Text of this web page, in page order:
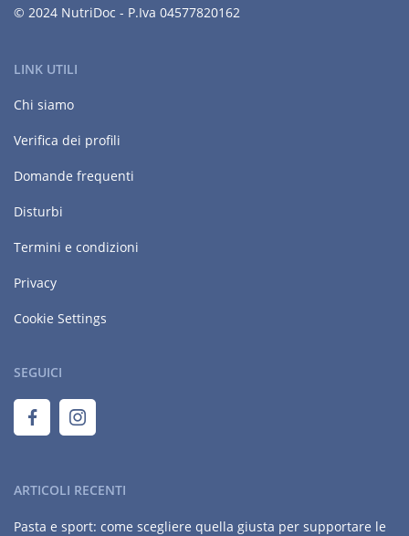
© 2024 NutriDoc - P.Iva 04577820162
LINK UTILI
Chi siamo
Verifica dei profili
Domande frequenti
Disturbi
Termini e condizioni
Privacy
Cookie Settings
SEGUICI
ARTICOLI RECENTI
Pasta e sport: come scegliere quella giusta per supportare le